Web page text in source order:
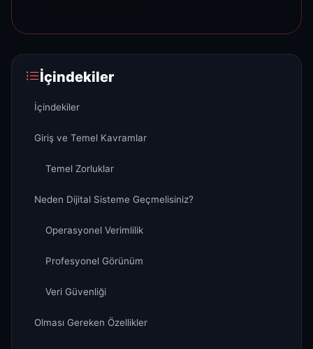
İçindekiler
İçindekiler
Giriş ve Temel Kavramlar
Temel Zorluklar
Neden Dijital Sisteme Geçmelisiniz?
Operasyonel Verimlilik
Profesyonel Görünüm
Veri Güvenliği
Olması Gereken Özellikler